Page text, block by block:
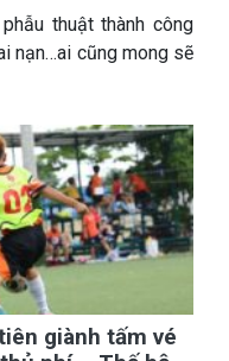
thuật thành công
nạn…ai cũng mong sẽ
giành tấm vé